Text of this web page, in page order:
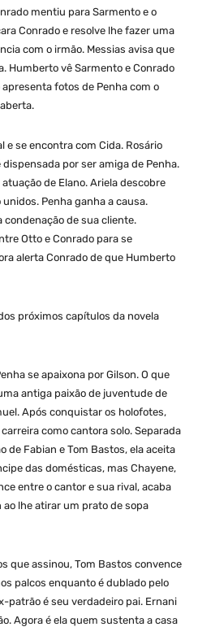
mentiu para Sarmento e o
Conrado e resolve lhe fazer uma
com o irmão. Messias avisa que
Humberto vê Sarmento e Conrado
fotos de Penha com o
e se encontra com Cida. Rosário
por ser amiga de Penha.
de Elano. Ariela descobre
Penha ganha a causa.
de sua cliente.
Otto e Conrado para se
alerta Conrado de que Humberto
próximos capítulos da novela
se apaixona por Gilson. O que
antiga paixão de juventude de
Após conquistar os holofotes,
como cantora solo. Separada
de Fabian e Tom Bastos, ela aceita
das domésticas, mas Chayene,
entre o cantor e sua rival, acaba
lhe atirar um prato de sopa
que assinou, Tom Bastos convence
palcos enquanto é dublado pelo
patrão é seu verdadeiro pai. Ernani
Agora é ela quem sustenta a casa